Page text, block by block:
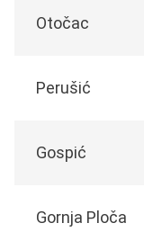
Otočac
Perušić
Gospić
Gornja Ploča